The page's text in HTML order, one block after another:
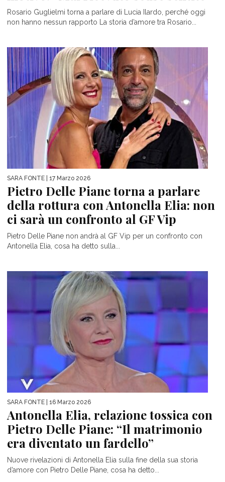
Rosario Guglielmi torna a parlare di Lucia Ilardo, perché oggi
non hanno nessun rapporto La storia d’amore tra Rosario...
SARA FONTE | 17 Marzo 2026
Pietro Delle Piane torna a parlare
della rottura con Antonella Elia: non
ci sarà un confronto al GF Vip
Pietro Delle Piane non andrà al GF Vip per un confronto con
Antonella Elia, cosa ha detto sulla...
SARA FONTE | 16 Marzo 2026
Antonella Elia, relazione tossica con
Pietro Delle Piane: “Il matrimonio
era diventato un fardello”
Nuove rivelazioni di Antonella Elia sulla fine della sua storia
d’amore con Pietro Delle Piane, cosa ha detto...